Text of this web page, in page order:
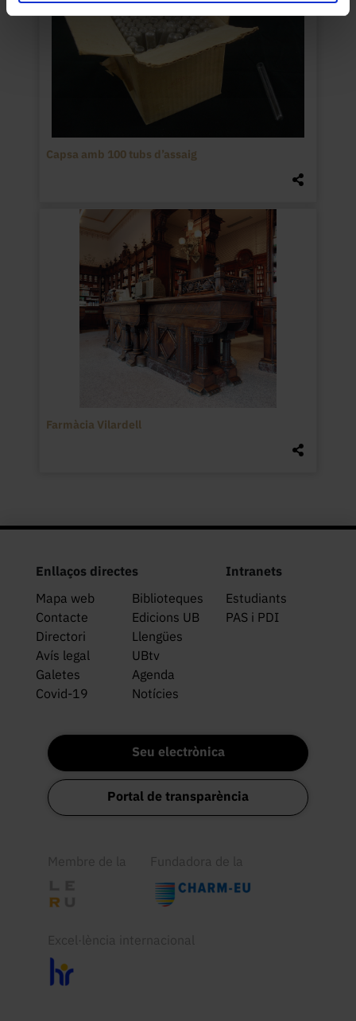
Capsa amb 100 tubs d’assaig
Farmàcia Vilardell
Enllaços directes
Mapa web
Biblioteques
Contacte
Edicions UB
Directori
Llengües
Avís legal
UBtv
Galetes
Agenda
Covid-19
Notícies
Intranets
Estudiants
PAS i PDI
Seu electrònica
Portal de transparència
Membre de la Fundadora de la
Excel·lència internacional